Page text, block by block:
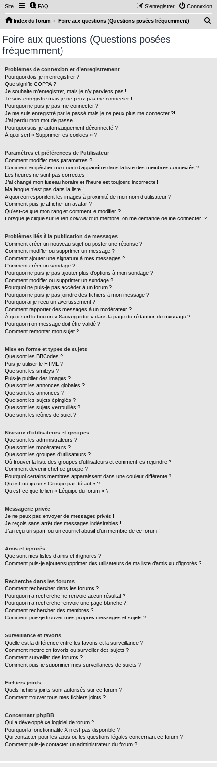
Site FAQ Connexion
S’enregistrer
Index du forum Foire aux questions (Questions posées fréquemment)
Foire aux questions (Questions posées
fréquemment)
Problèmes de connexion et d’enregistrement
Pourquoi dois-je m’enregistrer ?
Que signifie COPPA ?
Je souhaite m’enregistrer, mais je n’y parviens pas !
Je suis enregistré mais je ne peux pas me connecter !
Pourquoi ne puis-je pas me connecter ?
Je me suis enregistré par le passé mais je ne peux plus me connecter ?!
J’ai perdu mon mot de passe !
Pourquoi suis-je automatiquement déconnecté ?
À quoi sert « Supprimer les cookies » ?
Paramètres et préférences de l’utilisateur
Comment modifier mes paramètres ?
Comment empêcher mon nom d’apparaître dans la liste des membres connectés ?
Les heures ne sont pas correctes !
J’ai changé mon fuseau horaire et l’heure est toujours incorrecte !
Ma langue n’est pas dans la liste !
A quoi correspondent les images à proximité de mon nom d’utilisateur ?
Comment puis-je afficher un avatar ?
Qu’est-ce que mon rang et comment le modifier ?
Lorsque je clique sur le lien courrield’un membre, on me demande de me connecter !?
Problèmes liés à la publication de messages
Comment créer un nouveau sujet ou poster une réponse ?
Comment modifier ou supprimer un message ?
Comment ajouter une signature à mes messages ?
Comment créer un sondage ?
Pourquoi ne puis-je pas ajouter plus d’options à mon sondage ?
Comment modifier ou supprimer un sondage ?
Pourquoi ne puis-je pas accéder à un forum ?
Pourquoi ne puis-je pas joindre des fichiers à mon message ?
Pourquoi ai-je reçu un avertissement ?
Comment rapporter des messages à un modérateur ?
À quoi sert le bouton « Sauvegarder » dans la page de rédaction de message ?
Pourquoi mon message doit être validé ?
Comment remonter mon sujet ?
Mise en forme et types de sujets
Que sont les BBCodes ?
Puis-je utiliser le HTML ?
Que sont les smileys ?
Puis-je publier des images ?
Que sont les annonces globales ?
Que sont les annonces ?
Que sont les sujets épinglés ?
Que sont les sujets verrouillés ?
Que sont les icônes de sujet ?
Niveaux d’utilisateurs et groupes
Que sont les administrateurs ?
Que sont les modérateurs ?
Que sont les groupes d’utilisateurs ?
Où trouver la liste des groupes d’utilisateurs et comment les rejoindre ?
Comment devenir chef de groupe ?
Pourquoi certains membres apparaissent dans une couleur différente ?
Qu’est-ce qu’un « Groupe par défaut » ?
Qu’est-ce que le lien « L’équipe du forum » ?
Messagerie privée
Je ne peux pas envoyer de messages privés !
Je reçois sans arrêt des messages indésirables !
J’ai reçu un spam ou un courriel abusif d’un membre de ce forum !
Amis et ignorés
Que sont mes listes d’amis et d’ignorés ?
Comment puis-je ajouter/supprimer des utilisateurs de ma liste d’amis ou d’ignorés ?
Recherche dans les forums
Comment rechercher dans les forums ?
Pourquoi ma recherche ne renvoie aucun résultat ?
Pourquoi ma recherche renvoie une page blanche ?!
Comment rechercher des membres ?
Comment puis-je trouver mes propres messages et sujets ?
Surveillance et favoris
Quelle est la différence entre les favoris et la surveillance ?
Comment mettre en favoris ou surveiller des sujets ?
Comment surveiller des forums ?
Comment puis-je supprimer mes surveillances de sujets ?
Fichiers joints
Quels fichiers joints sont autorisés sur ce forum ?
Comment trouver tous mes fichiers joints ?
Concernant phpBB
Qui a développé ce logiciel de forum ?
Pourquoi la fonctionnalité X n’est pas disponible ?
Qui contacter pour les abus ou les questions légales concernant ce forum ?
Comment puis-je contacter un administrateur du forum ?